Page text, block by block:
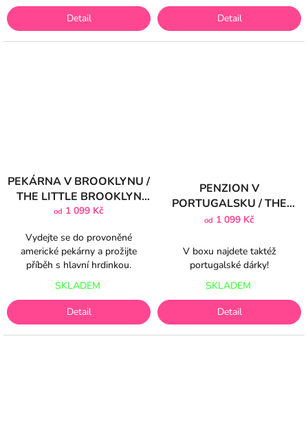
Detail
Detail
PEKÁRNA V BROOKLYNU /
THE LITTLE BROOKLYN
BAKERY
od 1 099 Kč
Vydejte se do provoněné
americké pekárny a prožijte
příběh s hlavní hrdinkou.
SKLADEM
Detail
PENZION V
PORTUGALSKU / THE
HOTEL BY THE SEA
od 1 099 Kč
V boxu najdete taktéž
portugalské dárky!
SKLADEM
Detail